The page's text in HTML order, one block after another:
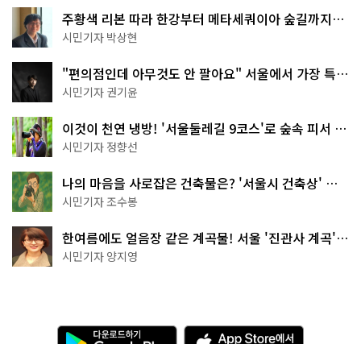
주황색 리본 따라 한강부터 메타세쿼이아 숲길까지…
서울둘레길 15코스
시민기자 박상현
"편의점인데 아무것도 안 팔아요" 서울에서 가장 특별
한 편의점의 정체
시민기자 권기윤
이것이 천연 냉방! '서울둘레길 9코스'로 숲속 피서 떠
나볼까
시민기자 정향선
나의 마음을 사로잡은 건축물은? '서울시 건축상' 수
상작 공개!
시민기자 조수봉
한여름에도 얼음장 같은 계곡물! 서울 '진관사 계곡'이
천국이네~
시민기자 양지영
다 A